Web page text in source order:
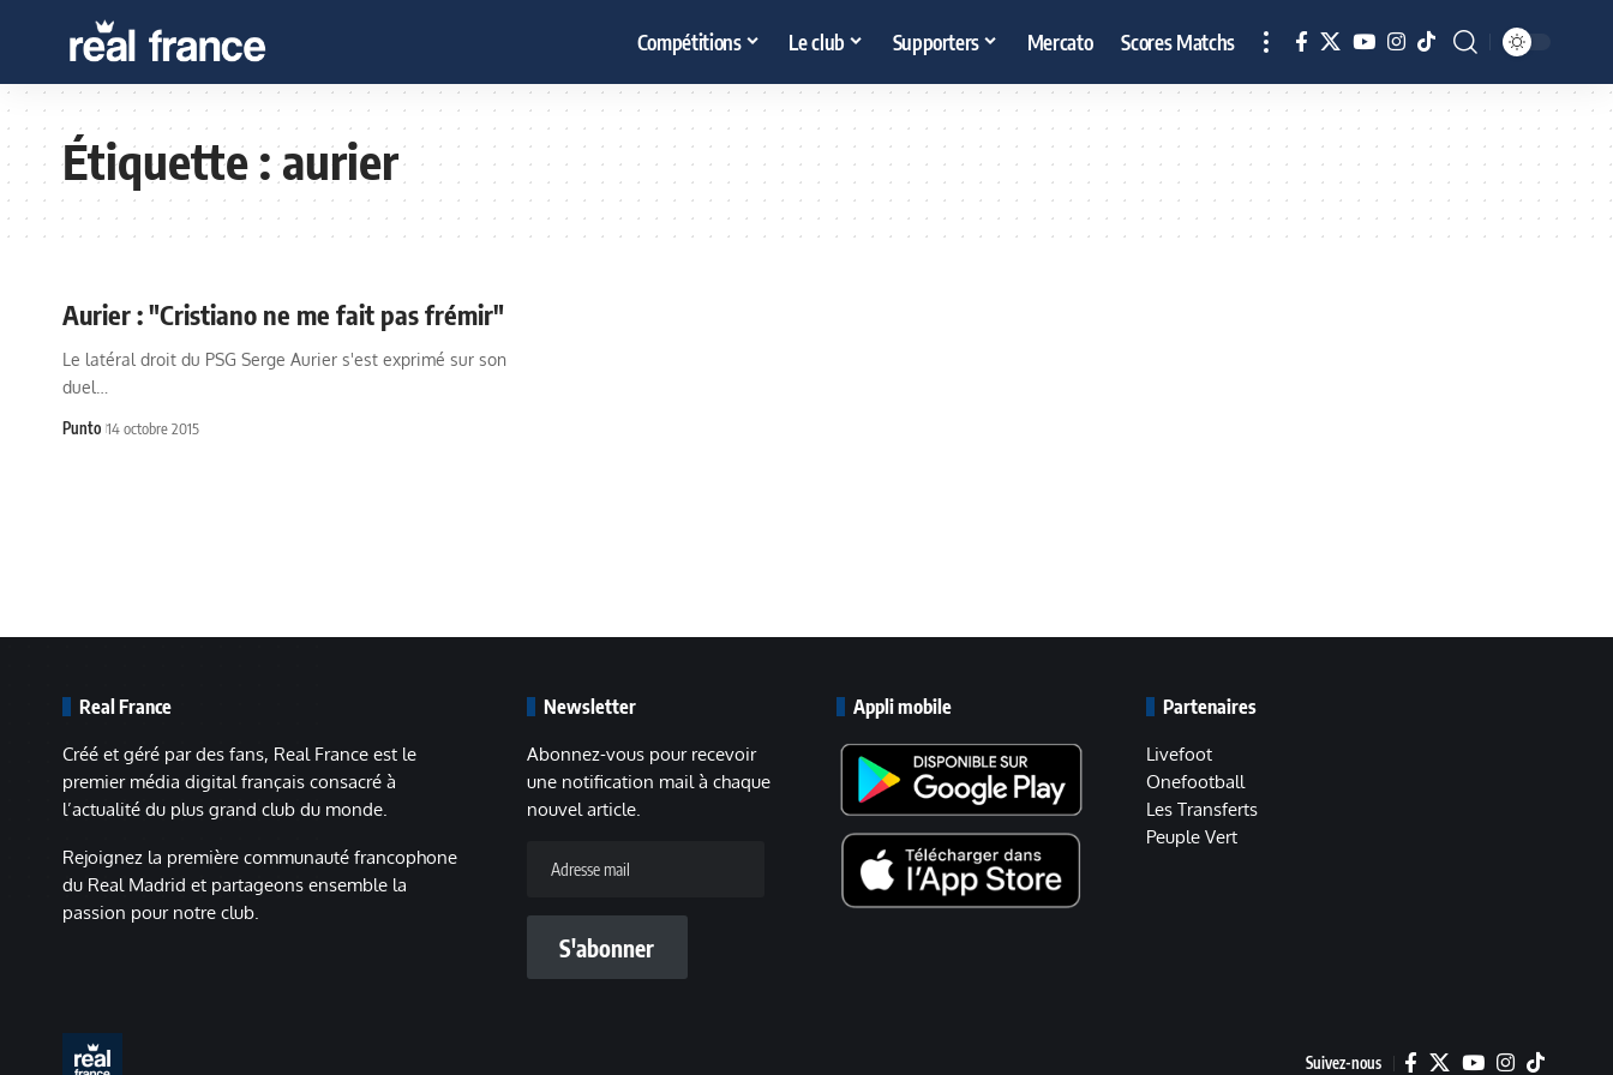
Compétitions Le club Supporters Mercato Scores Matchs
Étiquette :aurier
Aurier : "Cristiano ne me fait pas frémir"
Le latéral droit du PSG Serge Aurier s'est exprimé sur son
duel…
Punto 14 octobre 2015
Real France
Créé et géré par des fans, Real France est le
premier média digital français consacré à
l’actualité du plus grand club du monde.
Rejoignez la première communauté francophone
du Real Madrid et partageons ensemble la
passion pour notre club.
Newsletter
Abonnez-vous pour recevoir
une notification mail à chaque
nouvel article.
mail
S'abonner
Appli mobile Partenaires
Livefoot
Onefootball
Les Transferts
Peuple Vert
Suivez-nous